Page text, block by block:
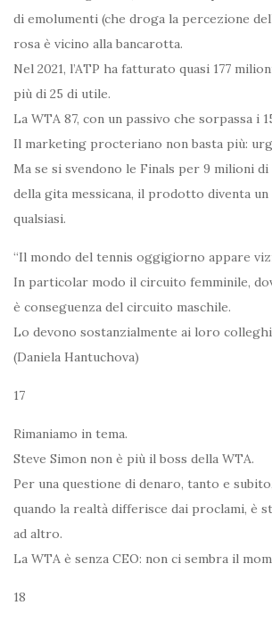
di emolumenti (che droga la percezione
rosa è vicino alla bancarotta.
Nel 2021, l’ATP ha fatturato quasi 177
più di 25 di utile.
La WTA 87, con un passivo che sorpassa i
Il marketing procteriano non basta più:
Ma se si svendono le Finals per 9 milioni
della gita messicana, il prodotto diventa un
qualsiasi.
“Il mondo del tennis oggigiorno appare
In particolar modo il circuito femminile,
è conseguenza del circuito maschile.
Lo devono sostanzialmente ai loro colleghi
(Daniela Hantuchova)
17
Rimaniamo in tema.
Steve Simon non è più il boss della WTA.
Per una questione di denaro, tanto e
quando la realtà differisce dai proclami, è
ad altro.
La WTA è senza CEO: non ci sembra il
18